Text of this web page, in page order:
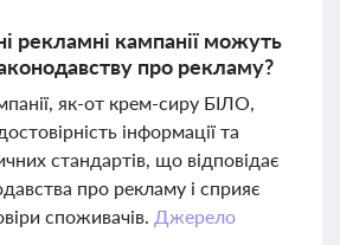
рекламні кампанії можуть
про рекламу?
як-от крем-сиру БІЛО,
інформації та
стандартів, що відповідає
про рекламу і сприяє
споживачів. Джерело